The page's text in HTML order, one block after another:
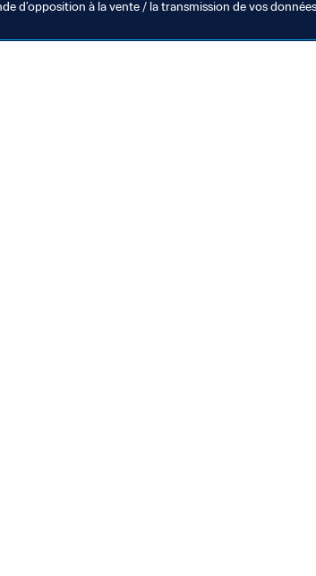
d’opposition à la vente / la transmission de vos